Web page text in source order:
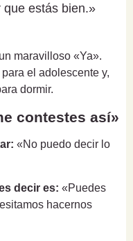
estás bien.»
maravilloso «Ya».
el adolescente y,
dormir.
contestes así»
«No puedo decir lo
decir es: «Puedes
hacernos